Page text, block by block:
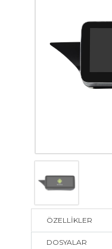
ÖZELLİKLER
DOSYALAR